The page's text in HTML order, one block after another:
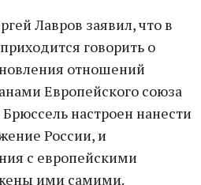
Лавров заявил, что в
говорить о
отношений
Европейского союза
настроен нанести
России, и
с европейскими
ими самими.